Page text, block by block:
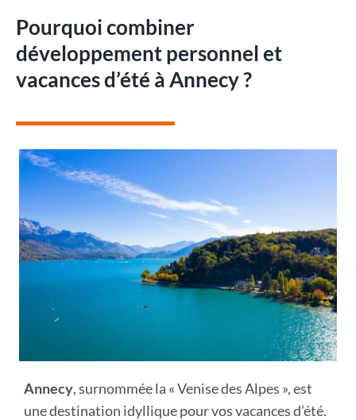
Pourquoi combiner
développement personnel et
vacances d’été à Annecy ?
Annecy, surnommée la « Venise des Alpes », est
une destination idyllique pour vos vacances d’été.